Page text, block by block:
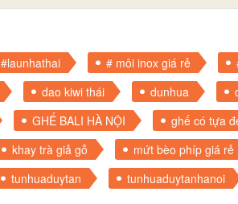
#launhathai # môi inox giá rẻ
dao kiwi thái dunhua
GHẾ BALI HÀ NỘI ghế có tựa
khay trà giả gỗ mứt bèo phíp giá rẻ
tunhuaduytan tunhuaduytanhanoi